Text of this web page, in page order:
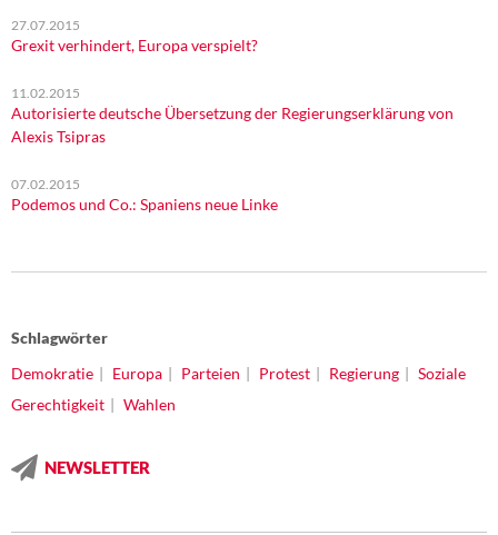
27.07.2015
Grexit verhindert, Europa verspielt?
11.02.2015
Autorisierte deutsche Übersetzung der Regierungserklärung von
Alexis Tsipras
07.02.2015
Podemos und Co.: Spaniens neue Linke
Schlagwörter
Demokratie
Europa Parteien Protest Regierung
Soziale
Gerechtigkeit
Wahlen
NEWSLETTER